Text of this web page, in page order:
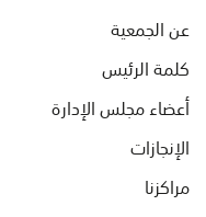
عن الجمعية
كلمة الرئيس
أعضاء مجلس الإدارة
الإنجازات
مراكزنا